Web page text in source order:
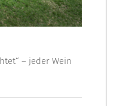
– jeder Wein